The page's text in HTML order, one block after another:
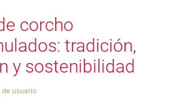
corcho
tradición,
y sostenibilidad
de usuario